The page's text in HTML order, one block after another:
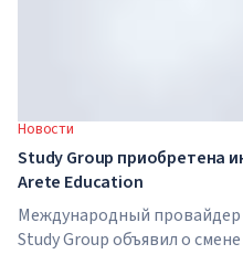
Новости
Study Group приобретена
Arete Education
Международный
Study Group объявил о